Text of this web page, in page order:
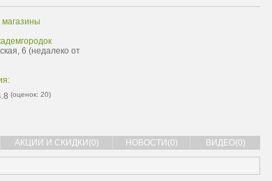
6 (недалеко от
(оценок: 20)
АКЦИИ И СКИДКИ(0) НОВОСТИ(0) ВИДЕО(0)